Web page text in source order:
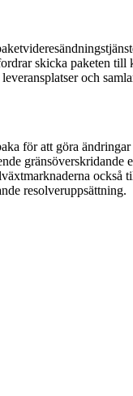
skicka paketen
och
för att göra
också
resolveruppsättning.